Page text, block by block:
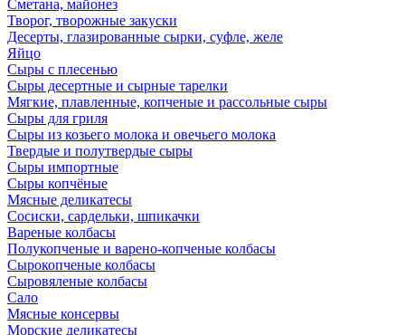
Сметана, майонез
Творог, творожные закуски
Десерты, глазированные сырки, суфле, желе
Яйцо
Сыры с плесенью
Сыры десертные и сырные тарелки
Мягкие, плавленные, копченые и рассольные сыры
Сыры для гриля
Сыры из козьего молока и овечьего молока
Твердые и полутвердые сыры
Сыры импортные
Сыры копчёные
Мясные деликатесы
Сосиски, сардельки, шпикачки
Вареные колбасы
Полукопченые и варено-копченые колбасы
Сырокопченые колбасы
Сыровяленые колбасы
Сало
Мясные консервы
Морские деликатесы